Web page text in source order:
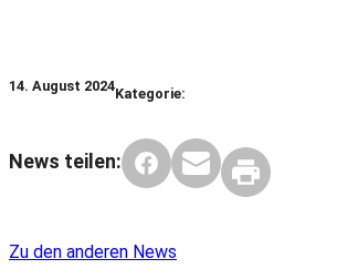
14. August 2024Kategorie:
News teilen:
Zu den anderen News